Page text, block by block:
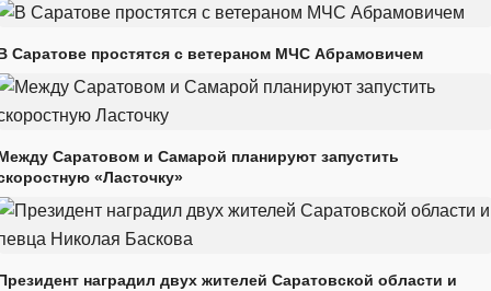
Саратове простятся с ветераном МЧС Абрамовичем
Саратовом и Самарой планируют запустить
«Ласточку»
наградил двух жителей Саратовской области и